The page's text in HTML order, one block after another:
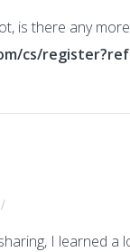
is there any
cs/
/
I learned a